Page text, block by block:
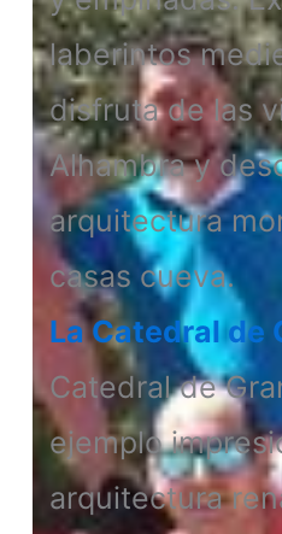
laberintos
disfruta de las
Alhambra y
arquitectura
casas cueva.
La Catedral de
Catedral de
ejemplo
arquitectura